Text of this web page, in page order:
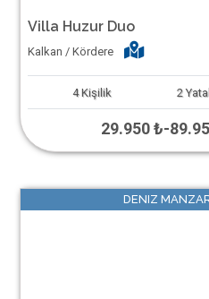
Villa Huzur Duo
Kalkan / Kördere
4 Kişilik 2
29.950 ₺-
DENIZ